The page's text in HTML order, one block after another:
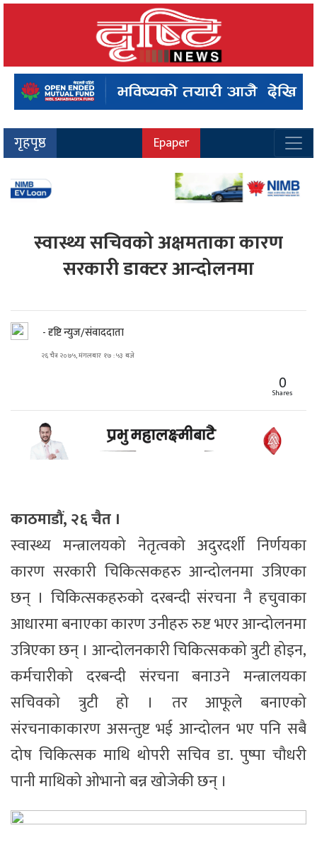
गृहपृष्ठ Epaper
स्वास्थ्य सचिवको अक्षमताका कारण
सरकारी डाक्टर आन्दोलनमा
- दृष्टि न्युज/संवाददाता
२६ चैत्र २०७५, मंगलबार १७ : ५३ बजे
0
Shares
काठमाडौं, २६ चैत ।
स्वास्थ्य मन्त्रालयको नेतृत्वको अदुरदर्शी निर्णयका
कारण सरकारी चिकित्सकहरु आन्दोलनमा उत्रिएका
छन् । चिकित्सकहरुको दरबन्दी संरचना नै हचुवाका
आधारमा बनाएका कारण उनीहरु रुष्ट भएर आन्दोलनमा
उत्रिएका छन् । आन्दोलनकारी चिकित्सकको त्रुटी होइन,
कर्मचारीको दरबन्दी संरचना बनाउने मन्त्रालयका
सचिवको त्रुटी हो । तर आफूले बनाएको
संरचनाकाकारण असन्तुष्ट भई आन्दोलन भए पनि सबै
दोष चिकित्सक माथि थोपरी सचिव डा. पुष्पा चौधरी
पानी माथिको ओभानो बन्न खोजेकी छन् ।